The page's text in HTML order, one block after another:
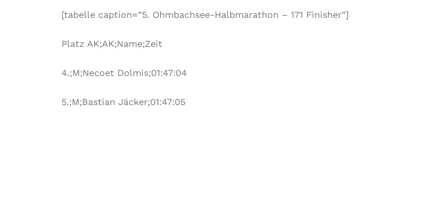
[tabelle caption=”5. Ohmbachsee-Halbmarathon – 171 Finisher”]
Platz AK;AK;Name;Zeit
4.;M;Necoet Dolmis;01:47:04
5.;M;Bastian Jäcker;01:47:05